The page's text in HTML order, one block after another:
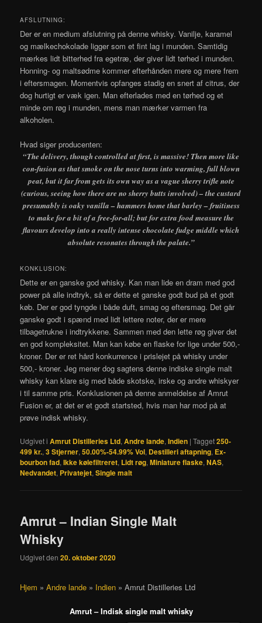
AFSLUTNING:
Der er en medium afslutning på denne whisky. Vanilje, karamel
og mælkechokolade ligger som et fint lag i munden. Samtidig
mærkes lidt bitterhed fra egetræ, der giver lidt tørhed i munden.
Honning- og maltsødme kommer efterhånden mere og mere frem
i eftersmagen. Momentvis opfanges stadig en snert af citrus, der
dog hurtigt er væk igen. Man efterlades med en tørhed og et
minde om røg i munden, mens man mærker varmen fra
alkoholen.
Hvad siger producenten:
“The delivery, though controlled at first, is massive! Then more like
con-fusion as that smoke on the nose turns into warming, full blown
peat, but it far from gets its own way as a vague sherry trifle note
(curious, seeing how there are no sherry butts involved) – the custard
presumably is oaky vanilla – hammers home that barley – fruitiness
to make for a bit of a free-for-all; but for extra food measure the
flavours develop into a really intense chocolate fudge middle which
absolute resonates through the palate.”
KONKLUSION:
Dette er en ganske god whisky. Kan man lide en dram med god
power på alle indtryk, så er dette et ganske godt bud på et godt
køb. Der er god tyngde i både duft, smag og eftersmag. Det går
ganske godt i spænd med lidt lettere noter, der er mere
tilbagetrukne i indtrykkene. Sammen med den lette røg giver det
en god kompleksitet. Man kan købe en flaske for lige under 500,-
kroner. Der er ret hård konkurrence i prislejet på whisky under
500,- kroner. Jeg mener dog sagtens denne indiske single malt
whisky kan klare sig med både skotske, irske og andre whiskyer
i til samme pris. Konklusionen på denne anmeldelse af Amrut
Fusion er, at det er et godt startsted, hvis man har mod på at
prøve indisk whisky.
Udgivet i Amrut Distilleries Ltd,Andre lande,Indien |Tagget250-
499 kr.,3 Stjerner,50.00%-54.99% Vol, Destilleri aftapning, Ex-
bourbon fad,Ikke kølefiltreret, Lidt røg,Miniature flaske,NAS,
Nedvandet, Privatejet,Single malt
Amrut – Indian Single Malt
Whisky
Udgivet den20. oktober 2020
Hjem »Andre lande » Indien »Amrut Distilleries Ltd
Amrut – Indisk single malt whisky